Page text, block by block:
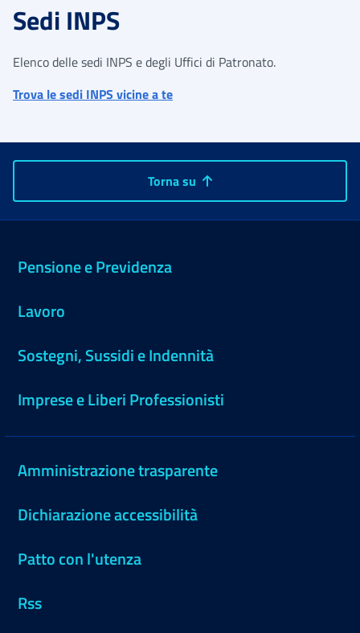
Sedi INPS
Elenco delle sedi INPS e degli Uffici di Patronato.
Trova le sedi INPS vicine a te
Torna su
Pensione e Previdenza
Lavoro
Sostegni, Sussidi e Indennità
Imprese e Liberi Professionisti
Amministrazione trasparente
Dichiarazione accessibilità
Patto con l'utenza
Rss